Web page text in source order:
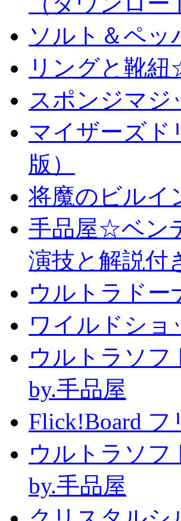
ソルト＆ペ
リングと靴
スポンジマ
マイザーズ
版）
将魔のビルイ
手品屋☆ベン
演技と解説付
ウルトラドー
ワイルドショ
ウルトラソフ
by.手品屋
Flick!Board フ
ウルトラソフ
by.手品屋